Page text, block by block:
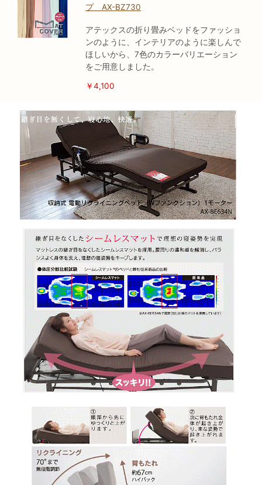
プ AX-BZ730
アテックスの折り畳みベッドをファッショ
ンのように、インテリアのように楽しんで
ほしいから、7色のカラーバリエーション
をご用意しました。
￥4,100